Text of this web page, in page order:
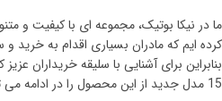
ما در نیکا بوتیک، مجموعه ای با کیفیت و
کرده ایم که مادران بسیاری اقدام به خرید
بنابراین برای آشنایی با سلیقه خریداران
15 مدل جدید از این محصول را در ادامه می توانید مشاهده و بررسی نمایید :